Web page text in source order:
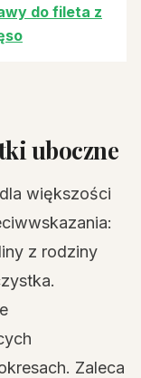
do fileta z
uboczne
większości
z rodziny
Zaleca